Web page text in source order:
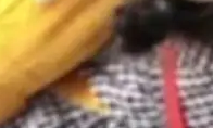
前面
Fable
Kimi K3
代码管理
擎，我
的管理
底层代码
程、智能
行
点总让新
选的。 S
服务